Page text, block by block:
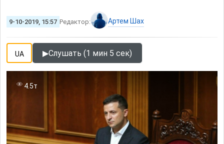
9-10-2019, 15:57 Редактор: Артем Шах
UA ▶Слушать (1 мин 5 сек)
4.5т